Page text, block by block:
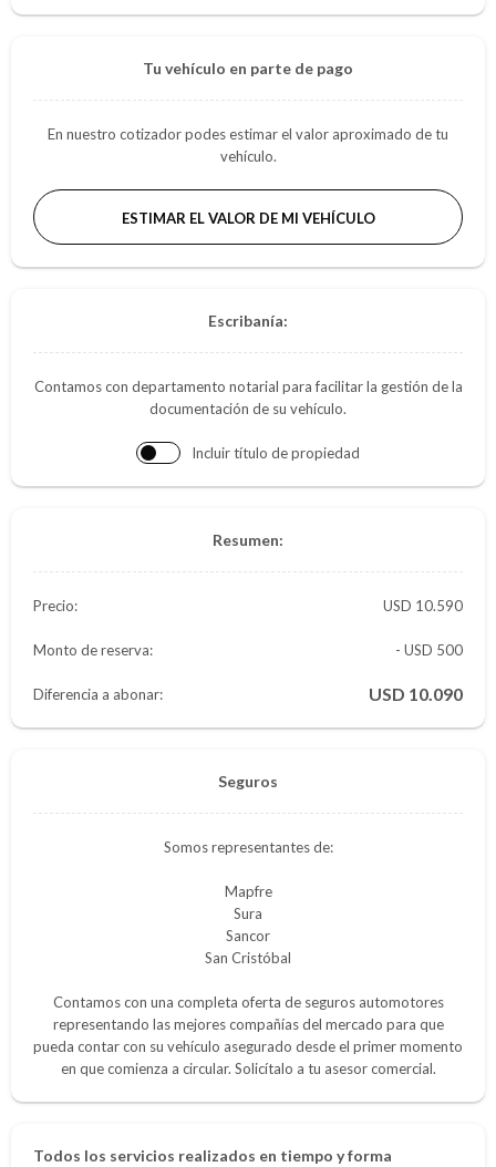
Tu vehículo en parte de pago
En nuestro cotizador podes estimar el valor aproximado de tu
vehículo.
ESTIMAR EL VALOR DE MI VEHÍCULO
Escribanía:
Contamos con departamento notarial para facilitar la gestión de la
documentación de su vehículo.
Incluir título de propiedad
Resumen:
Precio: 10.590
Monto de reserva: - USD 500
Diferencia a abonar: 10.090
Seguros
Somos representantes de:
Mapfre
Sura
Sancor
San Cristóbal
Contamos con una completa oferta de seguros automotores
representando las mejores compañías del mercado para que
pueda contar con su vehículo asegurado desde el primer momento
en que comienza a circular. Solicítalo a tu asesor comercial.
Todos los servicios realizados en tiempo y forma